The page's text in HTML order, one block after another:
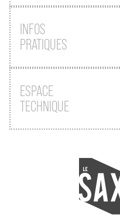
INFOS
PRATIQUES
ESPACE
TECHNIQUE
CONTACT